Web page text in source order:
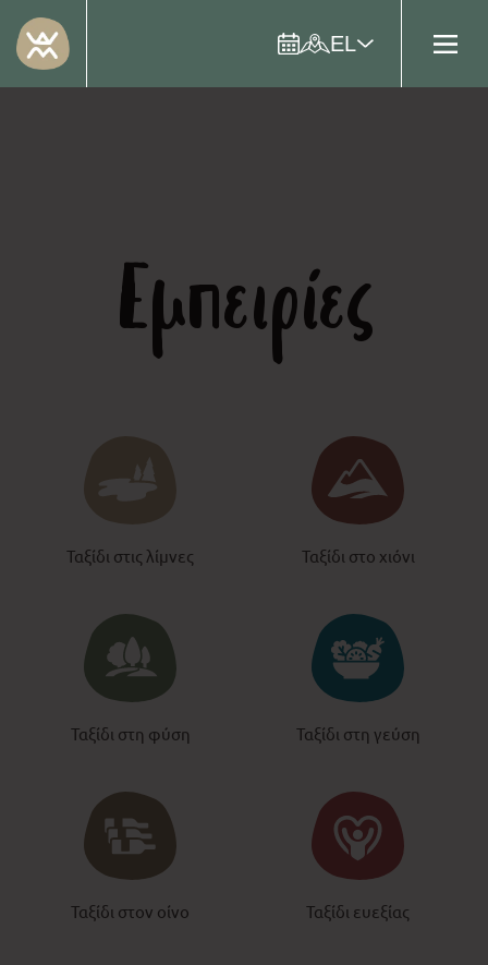
EL
Εμπειρίες
Ταξίδι στις λίμνες Ταξίδι στο χιόνι
Ταξίδι στη φύση Ταξίδι στη γεύση
Ταξίδι στον οίνο Ταξίδι ευεξίας